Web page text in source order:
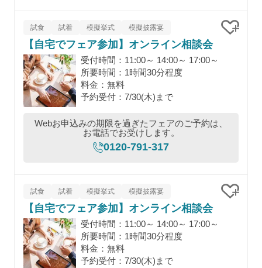
試食 試着 模擬挙式 模擬披露宴
【自宅でフェア参加】オンライン相談会
受付時間：11:00～ 14:00～ 17:00～
所要時間：1時間30分程度
料金：無料
予約受付：7/30(木)まで
Webお申込みの期限を過ぎたフェアのご予約は、
お電話でお受けします。
0120-791-317
試食 試着 模擬挙式 模擬披露宴
【自宅でフェア参加】オンライン相談会
受付時間：11:00～ 14:00～ 17:00～
所要時間：1時間30分程度
料金：無料
予約受付：7/30(木)まで